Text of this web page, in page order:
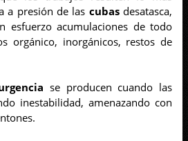
a presión de las cubasdesatasca,
esfuerzo acumulaciones de todo
orgánico, inorgánicos, restos de
se producen cuando las
inestabilidad, amenazando con